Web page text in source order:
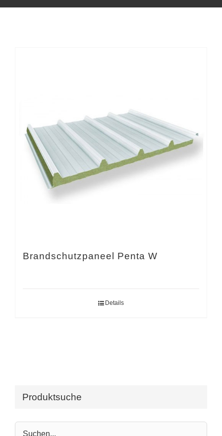
Brandschutzpaneel Penta W
Details
Produktsuche